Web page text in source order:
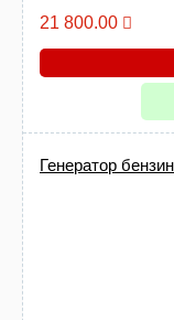
21 800.00
Генератор